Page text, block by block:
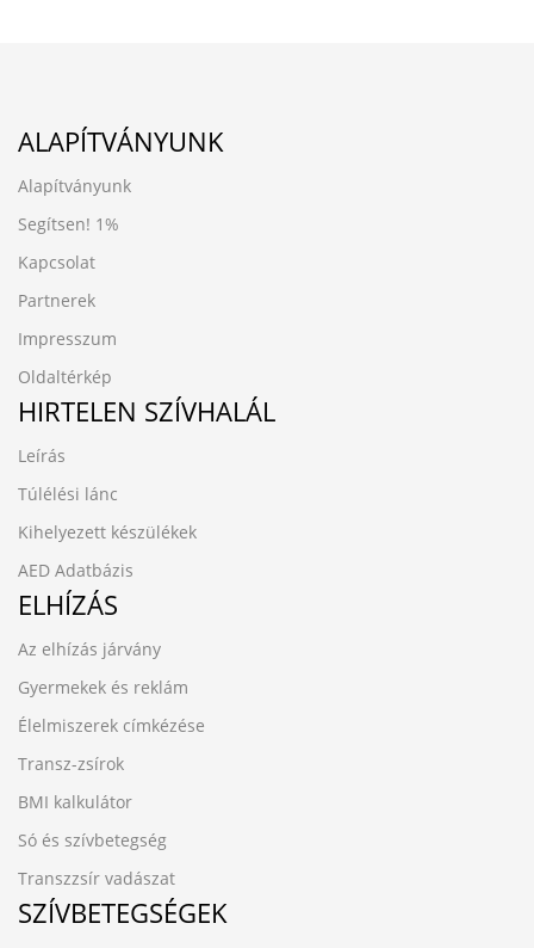
ALAPÍTVÁNYUNK
Alapítványunk
Segítsen! 1%
Kapcsolat
Partnerek
Impresszum
Oldaltérkép
HIRTELEN SZÍVHALÁL
Leírás
Túlélési lánc
Kihelyezett készülékek
AED Adatbázis
ELHÍZÁS
Az elhízás járvány
Gyermekek és reklám
Élelmiszerek címkézése
Transz-zsírok
BMI kalkulátor
Só és szívbetegség
Transzzsír vadászat
SZÍVBETEGSÉGEK